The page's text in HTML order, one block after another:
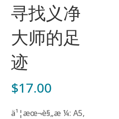
寻找义净
大师的足
迹
$17.00
ä¹¦æœ¬è§„æ ¼: A5,